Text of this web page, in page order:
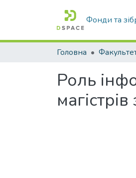
Фонди та
Головна
Роль